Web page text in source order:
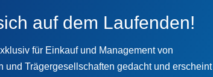
auf dem Laufenden!
für Einkauf und Management von
und Trägergesellschaften gedacht und erscheint